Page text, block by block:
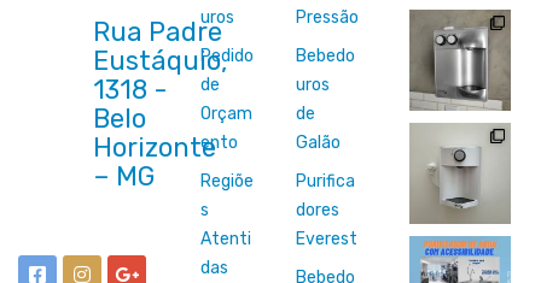
Rua Padre
Eustáquio,
1318 -
Belo
Horizonte
uros
Pedido
de
Orçam
ento
Regiõe
s
Atenti
das
Pressão
Bebedo
uros
de
Galão
Purifica
dores
Everest
Bebedo